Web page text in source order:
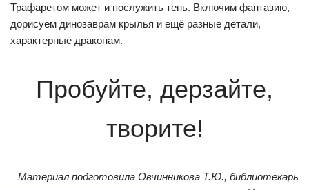
Трафаретом может и послужить тень. Включим фантазию,
дорисуем динозаврам крылья и ещё разные детали,
характерные драконам.
Пробуйте, дерзайте,
творите!
Материал подготовила Овчинникова Т.Ю., библиотекарь